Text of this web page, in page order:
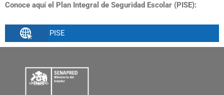
Conoce aquí el Plan Integral de Seguridad Escolar (PISE):
PISE